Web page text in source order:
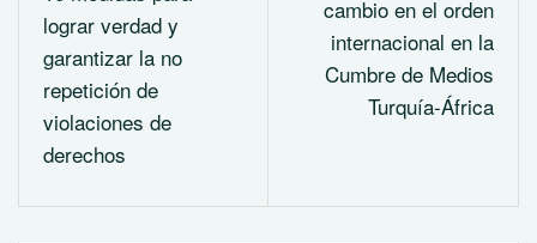
lograr verdad y
garantizar la no
repetición de
violaciones de
derechos
cambio en el orden
internacional en la
Cumbre de Medios
Turquía-África